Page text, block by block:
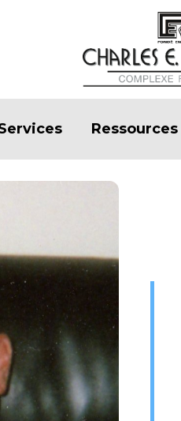
Ressources